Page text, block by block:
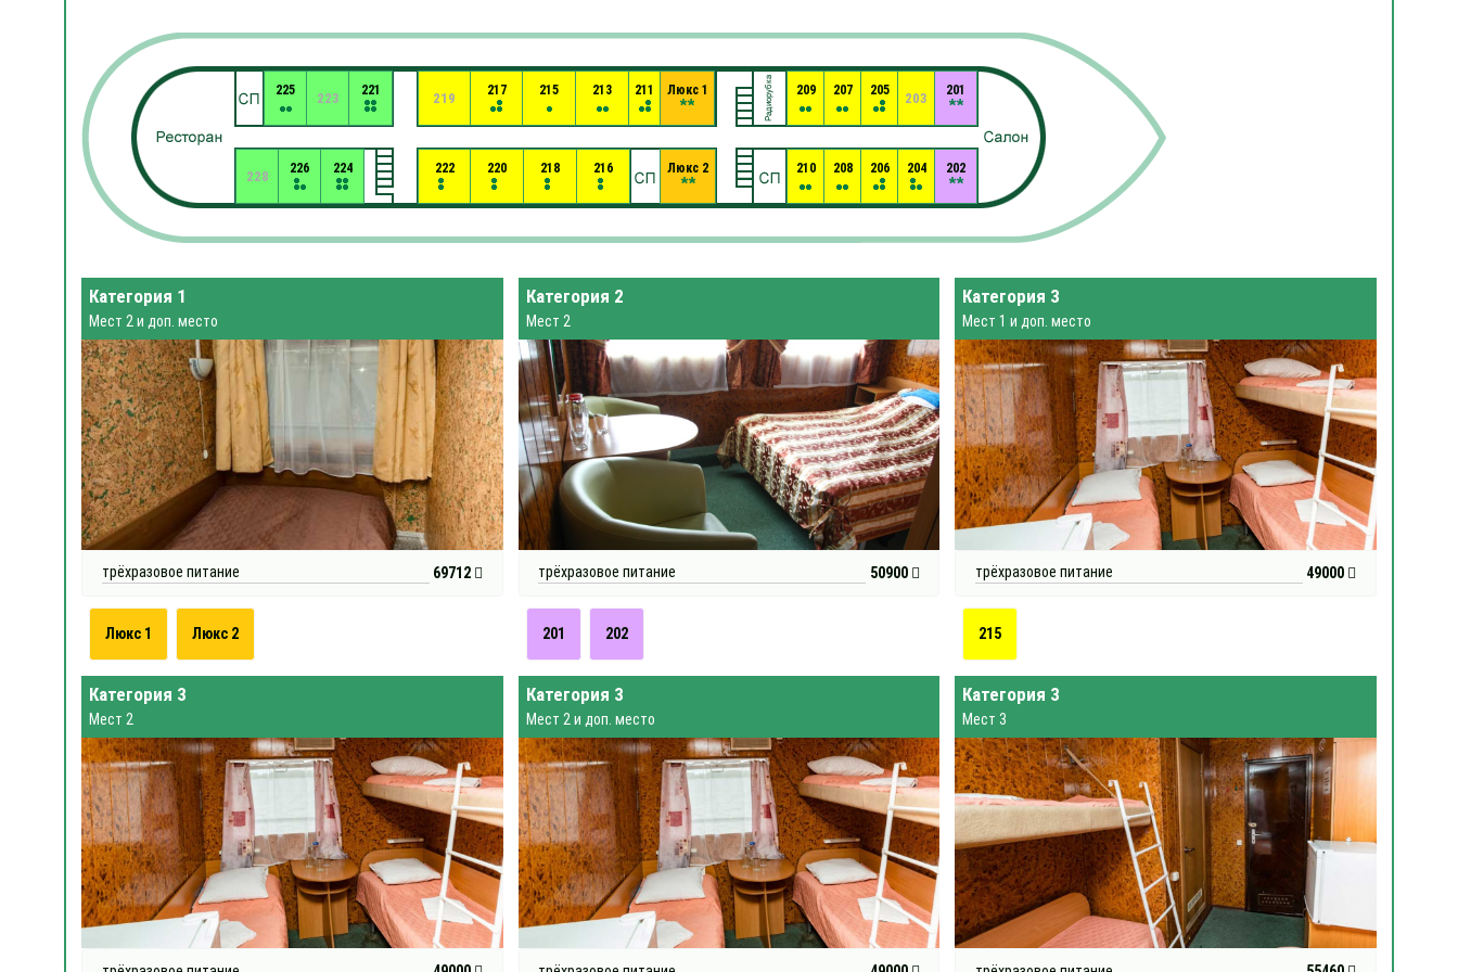
Люкс 1
Люкс 2
201
202
203
204
205
206
207
208
209
210
211
213
215
216
217
218
219
220
221
222
223
224
225
226
228
Категория 1
Мест 2 и доп. место
трёхразовое питание 69712
Люкс 1 Люкс 2
Категория 2
Мест 2
трёхразовое питание 50900
201 202
Категория 3
Мест 1 и доп. место
трёхразовое питание 49000
215
Категория 3
Мест 2
Категория 3
Мест 2 и доп. место
Категория 3
Мест 3